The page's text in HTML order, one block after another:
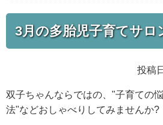
3月の多胎児子育てサロ
投稿
双子ちゃんならではの、"子育ての
法"などおしゃべりしてみませんか?